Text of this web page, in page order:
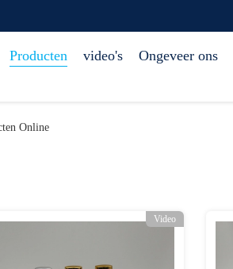
Producten video's Ongeveer ons
Online
Video